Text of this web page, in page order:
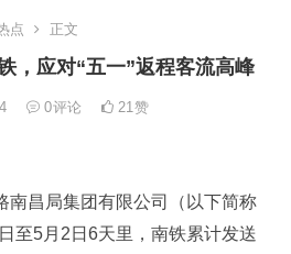
点 正文
，应对“五一”返程客流高峰
0评论 21赞
南昌局集团有限公司（以下简称
至5月2日6天里，南铁累计发送